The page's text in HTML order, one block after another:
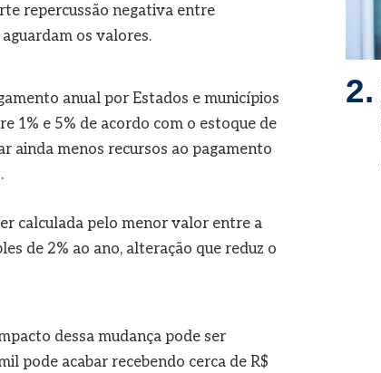
repercussão negativa entre
os valores.
anual por Estados e municípios
1% e 5% de acordo com o estoque de
ainda menos recursos ao pagamento
calculada pelo menor valor entre a
de 2% ao ano, alteração que reduz o
dessa mudança pode ser
pode acabar recebendo cerca de R$